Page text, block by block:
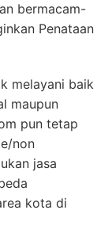
bermacam-
Penataan
melayani baik
maupun
pun tetap
non
jasa
kota di